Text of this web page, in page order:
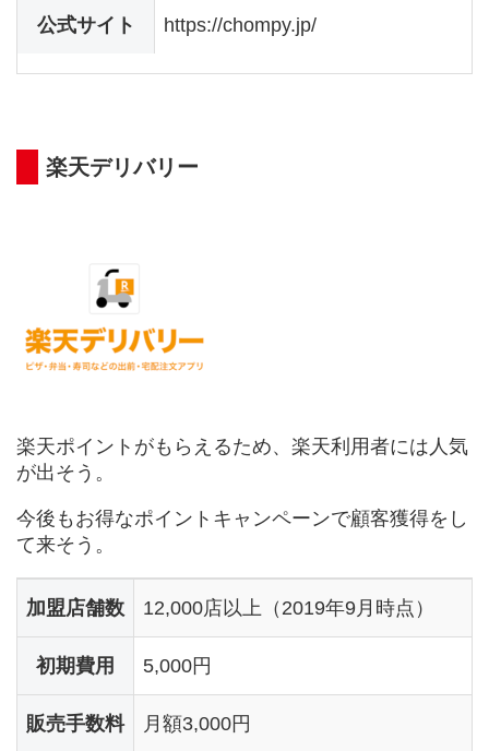
公式サイト https://chompy.jp/
楽天デリバリー
楽天ポイントがもらえるため、楽天利用者には人気
が出そう。
今後もお得なポイントキャンペーンで顧客獲得をし
て来そう。
加盟店舗数 12,000店以上（2019年9月時点）
初期費用 5,000円
販売手数料 月額3,000円